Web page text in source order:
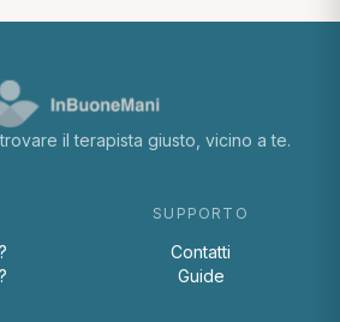
il terapista giusto, vicino a te.
SUPPORTO
Contatti
Guide